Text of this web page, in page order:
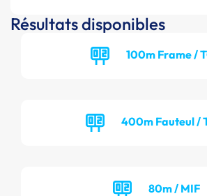
Résultats disponibles
100m Frame /
400m Fauteul /
80m / MIF